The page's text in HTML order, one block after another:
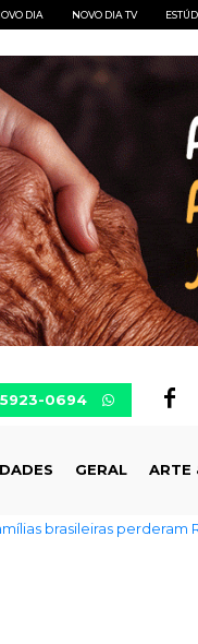
DIA NOVO DIA TV
0694
GERAL ARTE
brasileiras perderam